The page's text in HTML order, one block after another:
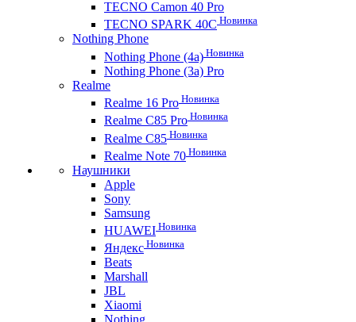
TECNO Camon 40 Pro
TECNO SPARK 40C Новинка
Nothing Phone
Nothing Phone (4a) Новинка
Nothing Phone (3a) Pro
Realme
Realme 16 Pro Новинка
Realme C85 Pro Новинка
Realme C85 Новинка
Realme Note 70 Новинка
Наушники
Apple
Sony
Samsung
HUAWEI Новинка
Яндекс Новинка
Beats
Marshall
JBL
Xiaomi